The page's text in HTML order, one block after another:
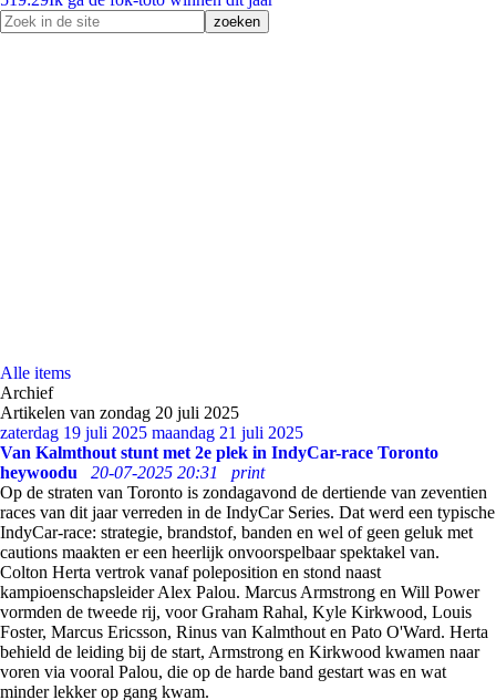
Alle items
Archief
Artikelen van zondag 20 juli 2025
zaterdag 19 juli 2025 maandag 21 juli 2025
Van Kalmthout stunt met 2e plek in IndyCar-race Toronto
heywoodu
20-07-2025 20:31
print
Op de straten van Toronto is zondagavond de dertiende van zeventien
races van dit jaar verreden in de IndyCar Series. Dat werd een typische
IndyCar-race: strategie, brandstof, banden en wel of geen geluk met
cautions maakten er een heerlijk onvoorspelbaar spektakel van.
Colton Herta vertrok vanaf poleposition en stond naast
kampioenschapsleider Alex Palou. Marcus Armstrong en Will Power
vormden de tweede rij, voor Graham Rahal, Kyle Kirkwood, Louis
Foster, Marcus Ericsson, Rinus van Kalmthout en Pato O'Ward. Herta
behield de leiding bij de start, Armstrong en Kirkwood kwamen naar
voren via vooral Palou, die op de harde band gestart was en wat
minder lekker op gang kwam.